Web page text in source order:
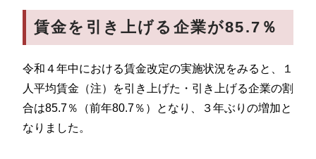
賃金を引き上げる企業が85.7％
令和４年中における賃金改定の実施状況をみると、１
人平均賃金（注）を引き上げた・引き上げる企業の割
合は85.7％（前年80.7％）となり、３年ぶりの増加と
なりました。